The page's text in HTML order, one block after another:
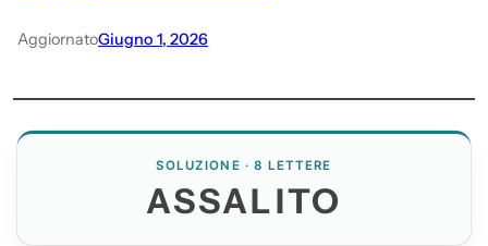
AggiornatoGiugno 1, 2026
SOLUZIONE · 8 LETTERE
ASSALITO